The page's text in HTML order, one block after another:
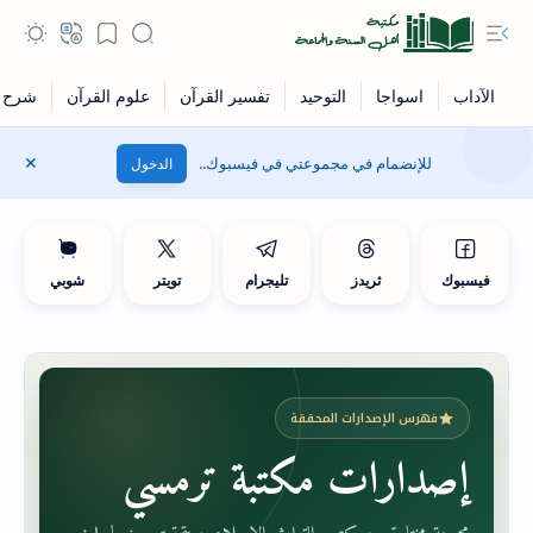
للإنضمام في مجموعتي في فيسبوك.. الدخول
فيسبوك ثريدز تليجرام تويتر شوبي
فهرس الإصدارات المحققة
إصدارات مكتبة ترمسي